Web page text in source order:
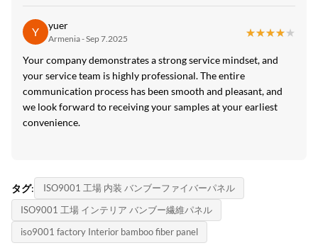
Y yuer
Armenia - Sep 7.2025
★★★★★
★★★★★
Your company demonstrates a strong service mindset, and
your service team is highly professional. The entire
communication process has been smooth and pleasant, and
we look forward to receiving your samples at your earliest
convenience.
タグ:
ISO9001 工場 内装 バンブーファイバーパネル
ISO9001 工場 インテリア バンブー繊維パネル
iso9001 factory Interior bamboo fiber panel